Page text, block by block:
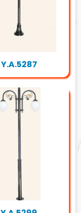
Y.A.5287